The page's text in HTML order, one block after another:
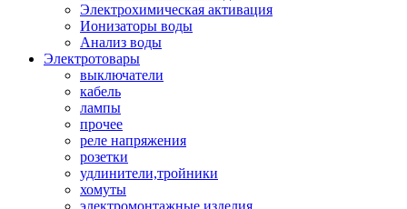
Электрохимическая активация
Ионизаторы воды
Анализ воды
Электротовары
выключатели
кабель
лампы
прочее
реле напряжения
розетки
удлинители,тройники
хомуты
электромонтажные изделия